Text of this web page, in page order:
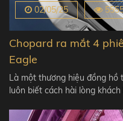
02/05/25
Chopard ra mắt 4
Eagle
Là một thương hiệu đồng hồ
luôn biết cách hài lòng